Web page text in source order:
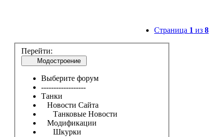
Страница 1 из8
Перейти:
Модостроение
Выберите форум
------------------
Танки
Новости Сайта
Танковые Новости
Модификации
Шкурки